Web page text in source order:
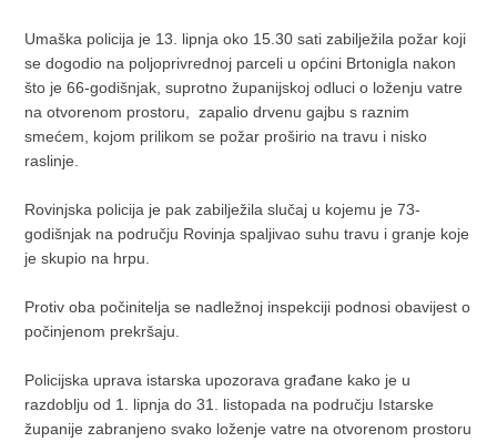
Umaška policija je 13. lipnja oko 15.30 sati zabilježila požar koji
se dogodio na poljoprivrednoj parceli u općini Brtonigla nakon
što je 66-godišnjak, suprotno županijskoj odluci o loženju vatre
na otvorenom prostoru, zapalio drvenu gajbu s raznim
smećem, kojom prilikom se požar proširio na travu i nisko
raslinje.
Rovinjska policija je pak zabilježila slučaj u kojemu je 73-
godišnjak na području Rovinja spaljivao suhu travu i granje koje
je skupio na hrpu.
Protiv oba počinitelja se nadležnoj inspekciji podnosi obavijest o
počinjenom prekršaju.
Policijska uprava istarska upozorava građane kako je u
razdoblju od 1. lipnja do 31. listopada na području Istarske
županije zabranjeno svako loženje vatre na otvorenom prostoru